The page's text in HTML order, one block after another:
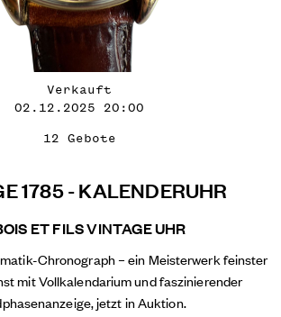
Verkauft
02.12.2025 20:00
12 Gebote
1785 - KALENDERUHR
ET FILS VINTAGE UHR
Chronograph – ein Meisterwerk feinster
mit Vollkalendarium und faszinierender
jetzt in Auktion.